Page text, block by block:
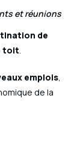
et réunions
de
toit.
emplois,
de la